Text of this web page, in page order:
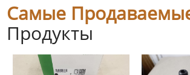
Самые
Продукты